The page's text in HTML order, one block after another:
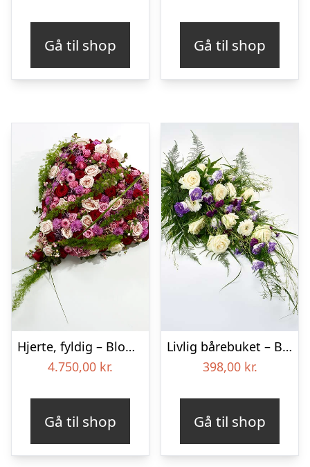
Gå til shop Gå til shop
Hjerte, fyldig – Blomster til begravelse
4.750,00 kr.
Gå til shop
Livlig bårebuket – Blomster til begravelse
398,00 kr.
Gå til shop